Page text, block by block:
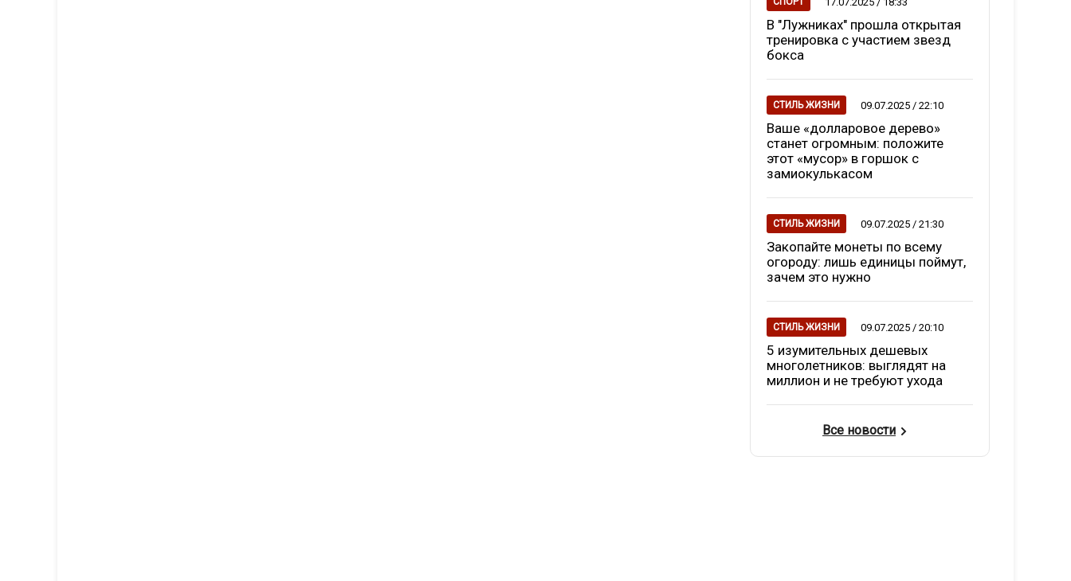
В "Лужниках" прошла открытая
тренировка с участием звезд
бокса
СТИЛЬ ЖИЗНИ 09.07.2025 / 22:10
Ваше «долларовое дерево»
станет огромным: положите
этот «мусор» в горшок с
замиокулькасом
СТИЛЬ ЖИЗНИ 09.07.2025 / 21:30
Закопайте монеты по всему
огороду: лишь единицы поймут,
зачем это нужно
СТИЛЬ ЖИЗНИ 09.07.2025 / 20:10
5 изумительных дешевых
многолетников: выглядят на
миллион и не требуют ухода
Все новости